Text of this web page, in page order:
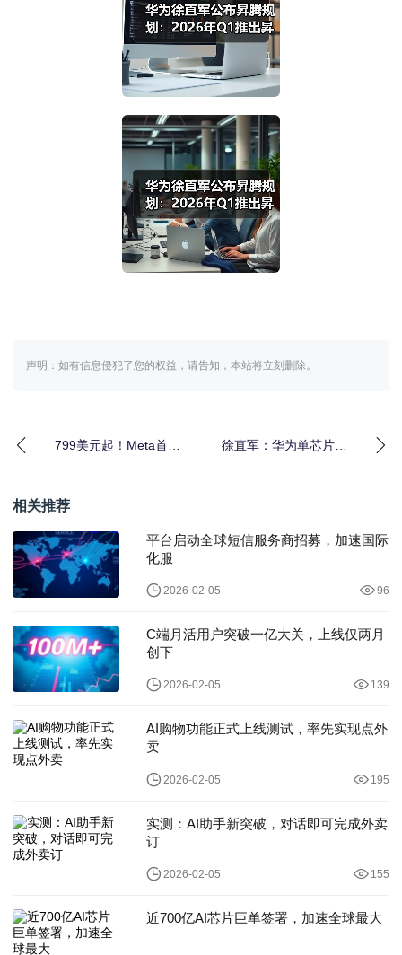
声明：如有信息侵犯了您的权益，请告知，本站将立刻删除。
799美元起！Meta首款
徐直军：华为单芯片算
相关推荐
平台启动全球短信服务商招募，加速国际
化服
2026-02-05 96
C端月活用户突破一亿大关，上线仅两月
创下
2026-02-05 139
AI购物功能正式上线测试，率先实现点外
卖
2026-02-05 195
实测：AI助手新突破，对话即可完成外卖
订
2026-02-05 155
近700亿AI芯片巨单签署，加速全球最大